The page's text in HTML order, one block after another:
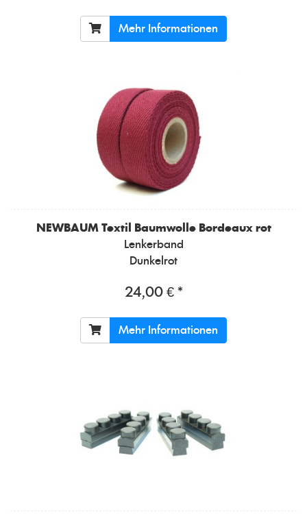
Mehr Informationen
NEWBAUM Textil Baumwolle Bordeaux rot
Lenkerband
Dunkelrot
24,00 € *
Mehr Informationen